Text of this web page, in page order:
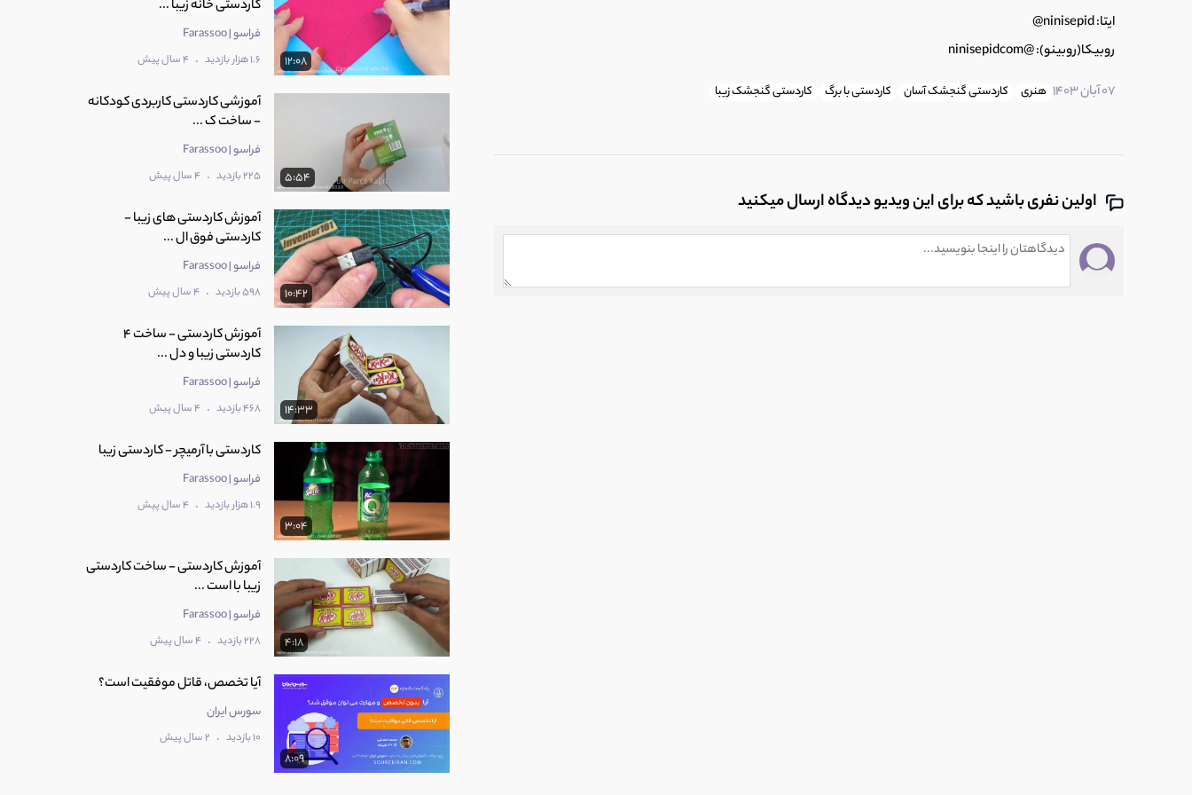
ایتا: ninisepid@
روبیکا(روبینو): @ninisepidcom
07 آبان 1403
هنری کاردستی گنجشک آسان کاردستی با برگ کاردستی گنجشک زیبا
اولین نفری باشید که برای این ویدیو دیدگاه ارسال میکنید
12:08
کاردستی خانه زیبا ...
فراسو | Farassoo
1.6 هزار بازدید . 4 سال پیش
5:54
آموزشی کاردستی کاربردی کودکانه
‌- ساخت ک ...
فراسو | Farassoo
225 بازدید . 4 سال پیش
10:42
آموزش کاردستی های زیبا -
کاردستی فوق ‌ال ...
فراسو | Farassoo
598 بازدید . 4 سال پیش
14:33
آموزش کاردستی - ساخت 4
کاردستی زیبا و دل ...
فراسو | Farassoo
468 بازدید . 4 سال پیش
3:04
کاردستی با آرمیچر - کاردستی زیبا
فراسو | Farassoo
1.9 هزار بازدید . 4 سال پیش
4:18
آموزش کاردستی - ساخت کاردستی
زیبا با است ...
فراسو | Farassoo
228 بازدید . 4 سال پیش
8:09
آیا تخصص، قاتل موفقیت است؟
سورس ایران
10 بازدید . 2 سال پیش